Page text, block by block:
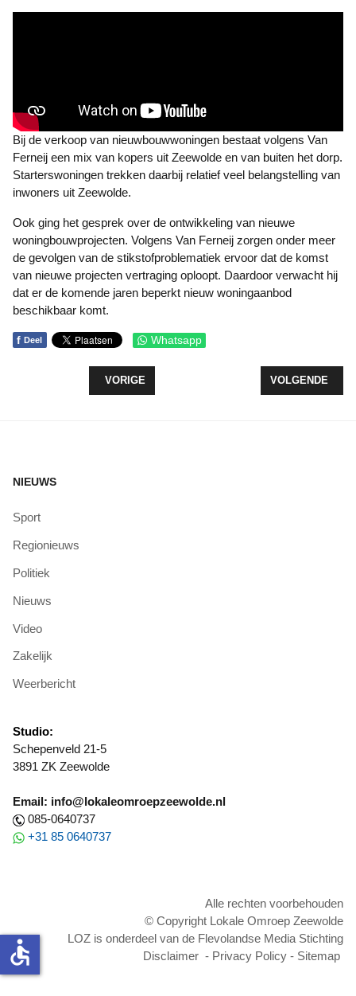
Bij de verkoop van nieuwbouwwoningen bestaat volgens Van
Ferneij een mix van kopers uit Zeewolde en van buiten het dorp.
Starterswoningen trekken daarbij relatief veel belangstelling van
inwoners uit Zeewolde.
Ook ging het gesprek over de ontwikkeling van nieuwe
woningbouwprojecten. Volgens Van Ferneij zorgen onder meer
de gevolgen van de stikstofproblematiek ervoor dat de komst
van nieuwe projecten vertraging oploopt. Daardoor verwacht hij
dat er de komende jaren beperkt nieuw woningaanbod
beschikbaar komt.
f Deel Whatsapp
VORIG ARTIKEL: IWAN VAN HECK TERUG OP DE
VORIGE VOLGENDE
VOLGENDE
NIEUWS
Sport
Regionieuws
Politiek
Nieuws
Video
Zakelijk
Weerbericht
Studio:
Schepenveld 21-5
3891 ZK Zeewolde
Email: info@lokaleomroepzeewolde.nl
085-0640737
+31 85 0640737
Alle rechten voorbehouden
© Copyright Lokale Omroep Zeewolde
LOZ is onderdeel van de Flevolandse Media Stichting
Disclaimer - Privacy Policy - Sitemap
accessible